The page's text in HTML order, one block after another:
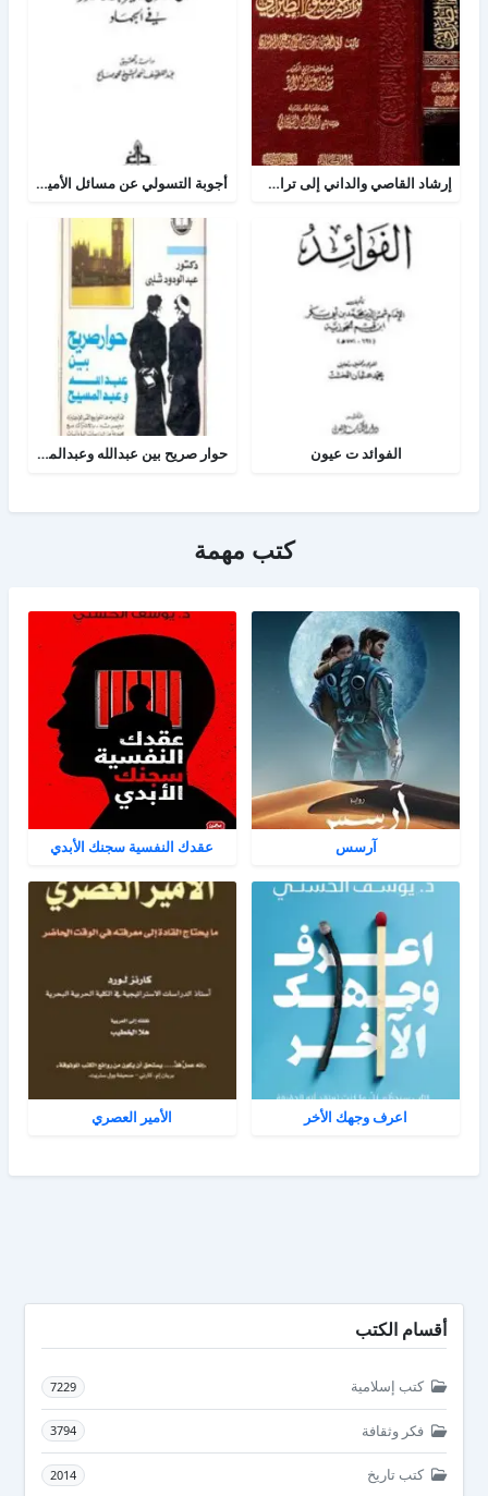
إرشاد القاصي والداني إلى تراجم شيوخ الطبراني أجوبة التسولي عن مسائل الأمير عبد القادر في الجهاد
الفوائد ت عيون حوار صريح بين عبدالله وعبدالمسيح
كتب مهمة
آرسس عقدك النفسية سجنك الأبدي
اعرف وجهك الأخر الأمير العصري
أقسام الكتب
كتب إسلامية 7229
فكر وثقافة 3794
كتب تاريخ 2014